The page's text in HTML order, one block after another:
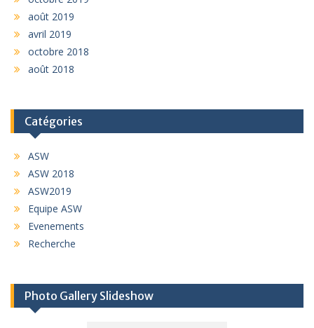
août 2019
avril 2019
octobre 2018
août 2018
Catégories
ASW
ASW 2018
ASW2019
Equipe ASW
Evenements
Recherche
Photo Gallery Slideshow